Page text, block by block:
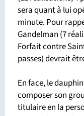
sera quant à lui
minute. Pour
Gandelman (7
Forfait contre
passes) devrait
En face, le
composer son
titulaire en la